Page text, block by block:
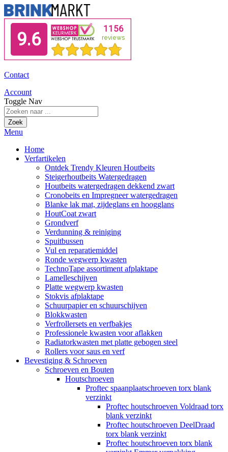
Contact
Account
Toggle Nav
Zoek
Menu
Home
Verfartikelen
Ontdek Trendy Kleuren Houtbeits
Steigerhoutbeits Watergedragen
Houtbeits watergedragen dekkend zwart
Cronobeits en Impregneer watergedragen
Blanke lak mat, zijdeglans en hoogglans
HoutCoat zwart
Grondverf
Verdunning & reiniging
Spuitbussen
Vul en reparatiemiddel
Ronde wegwerp kwasten
TechnoTape assortiment afplaktape
Lamelleschijven
Platte wegwerp kwasten
Stokvis afplaktape
Schuurpapier en schuurschijven
Blokkwasten
Verfrollersets en verfbakjes
Professionele kwasten voor aflakken
Radiatorkwasten met platte gebogen steel
Rollers voor saus en verf
Bevestiging & Schroeven
Schroeven en Bouten
Houtschroeven
Proftec spaanplaatschroeven torx blank
verzinkt
Proftec houtschroeven Voldraad torx
blank verzinkt
Proftec houtschroeven DeelDraad
torx blank verzinkt
Proftec houtschroeven torx blank